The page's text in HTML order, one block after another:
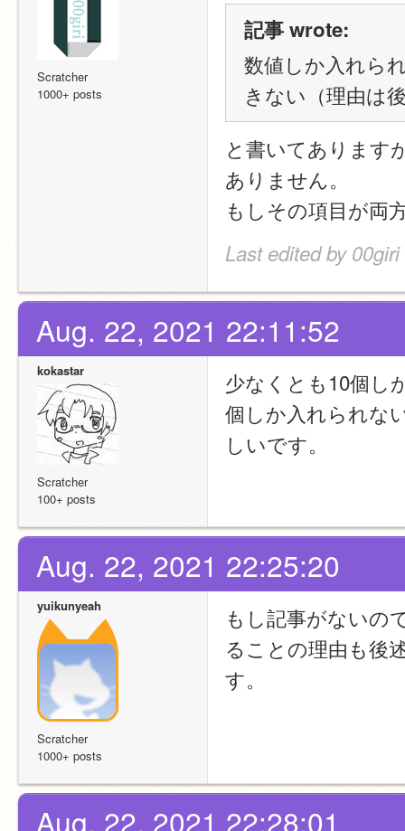
Scratcher
1000+ posts
記事 wrote:
数値しか入れら
きない（理由は
と書いてあります
ありません。
もしその項目が両
Last edited by
Aug. 22, 2021 22:11:52
kokastar
Scratcher
100+ posts
少なくとも10個し
個しか入れられな
しいです。
Aug. 22, 2021 22:25:20
yuikunyeah
Scratcher
1000+ posts
もし記事がないの
ることの理由も後
す。
Aug. 22, 2021 22:28:01